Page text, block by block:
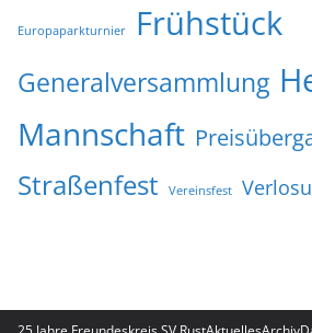
Europaparkturnier Frühstück
Generalversammlung
Mannschaft
Straßenfest Vereinsfest